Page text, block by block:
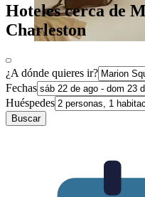
Hoteles cerca de
Charleston
¿A dónde quieres ir?
Fechas
Huéspedes
Buscar